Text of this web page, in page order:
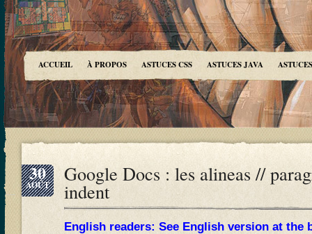
ACCUEIL À PROPOS ASTUCES CSS ASTUCES JAVA
30
AOÛT Google Docs : les alineas //
indent
English readers: See English version at the